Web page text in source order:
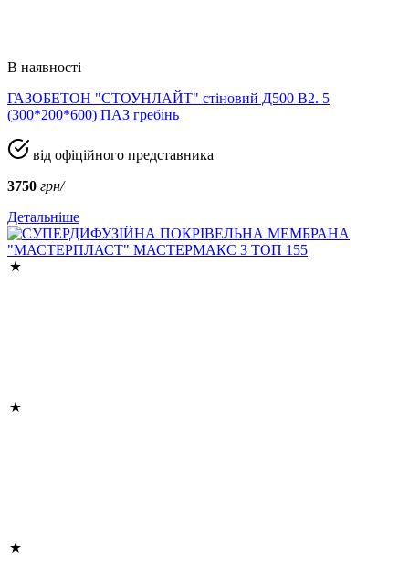
В наявності
ГАЗОБЕТОН "СТОУНЛАЙТ" стіновий Д500 В2. 5
(300*200*600) ПАЗ гребінь
від офіційного представника
3750 грн/
Детальніше